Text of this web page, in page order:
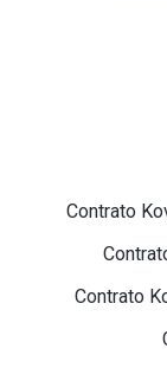
Contrato
Contrato